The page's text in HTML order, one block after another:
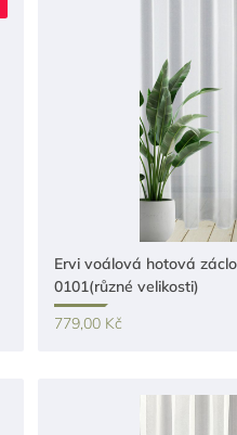
Ervi voálová hotová
0101(různé velikosti)
779,00 Kč